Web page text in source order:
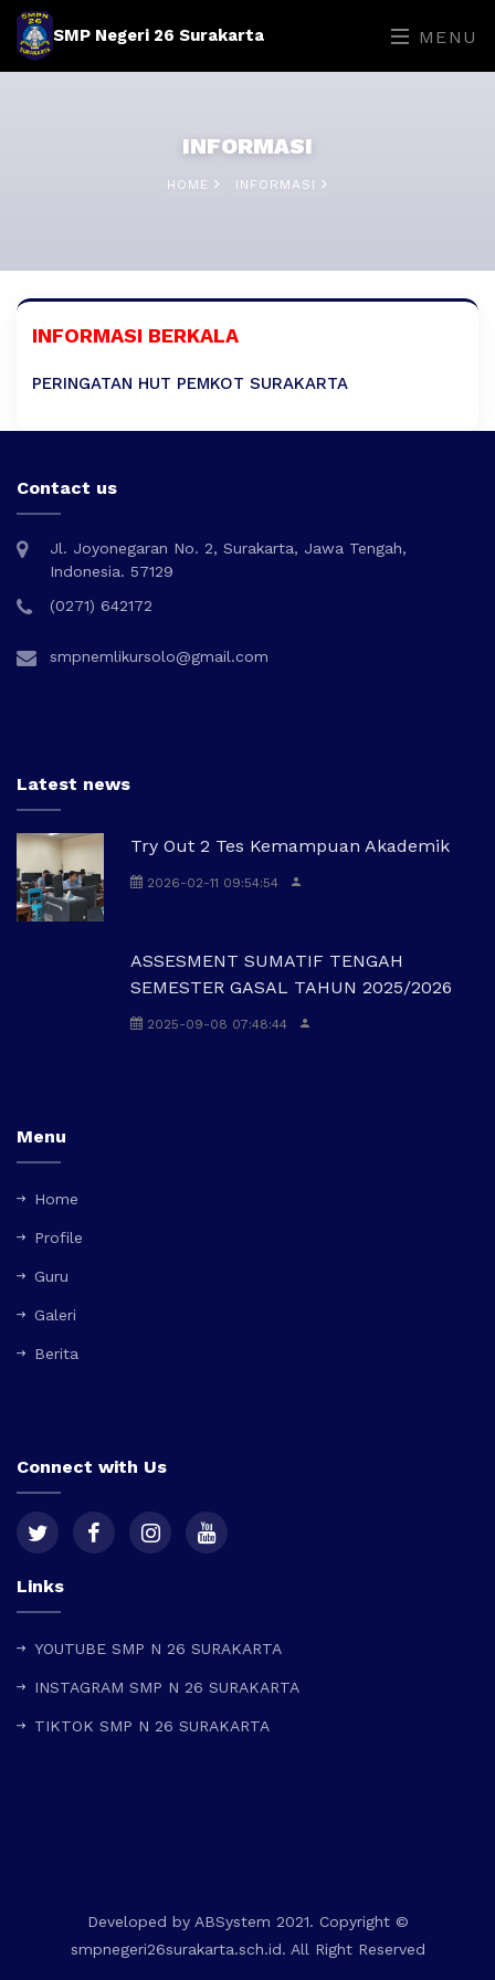
SMP Negeri 26 Surakarta MENU
INFORMASI
HOME INFORMASI
INFORMASI BERKALA
PERINGATAN HUT PEMKOT SURAKARTA
Contact us
Jl. Joyonegaran No. 2, Surakarta, Jawa Tengah,
Indonesia. 57129
(0271) 642172
smpnemlikursolo@gmail.com
Latest news
Try Out 2 Tes Kemampuan Akademik
2026-02-11 09:54:54
ASSESMENT SUMATIF TENGAH
SEMESTER GASAL TAHUN 2025/2026
2025-09-08 07:48:44
Menu
Home
Profile
Guru
Galeri
Berita
Connect with Us
Links
YOUTUBE SMP N 26 SURAKARTA
INSTAGRAM SMP N 26 SURAKARTA
TIKTOK SMP N 26 SURAKARTA
Developed by ABSystem 2021. Copyright ©
smpnegeri26surakarta.sch.id. All Right Reserved